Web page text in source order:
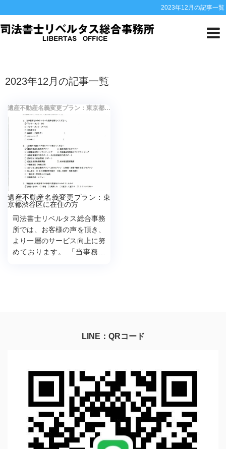
2023年12月の記事一覧
2023年12月の記事一覧
遺産不動産名義変更プラン：東京都渋谷区に在住の方
遺産不動産名義変更プラン：東
京都渋谷区に在住の方
司法書士リベルタス総合事務
所では、お客様の声を頂き、
より一層のサービス向上に努
めております。 「当事務所
LINE：QRコード